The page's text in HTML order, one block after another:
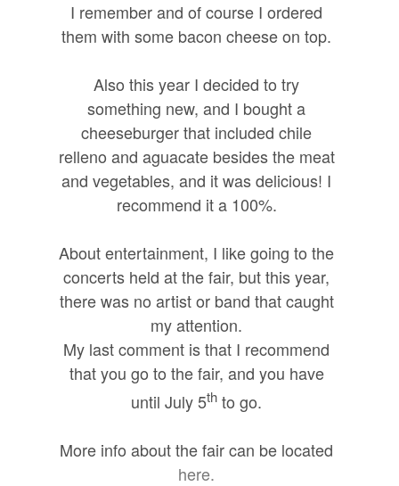
I remember and of course I ordered
them with some bacon cheese on top.
Also this year I decided to try
something new, and I bought a
cheeseburger that included chile
relleno and aguacate besides the meat
and vegetables, and it was delicious! I
recommend it a 100%.
About entertainment, I like going to the
concerts held at the fair, but this year,
there was no artist or band that caught
my attention.
My last comment is that I recommend
that you go to the fair, and you have
until July 5th to go.
More info about the fair can be located
here.